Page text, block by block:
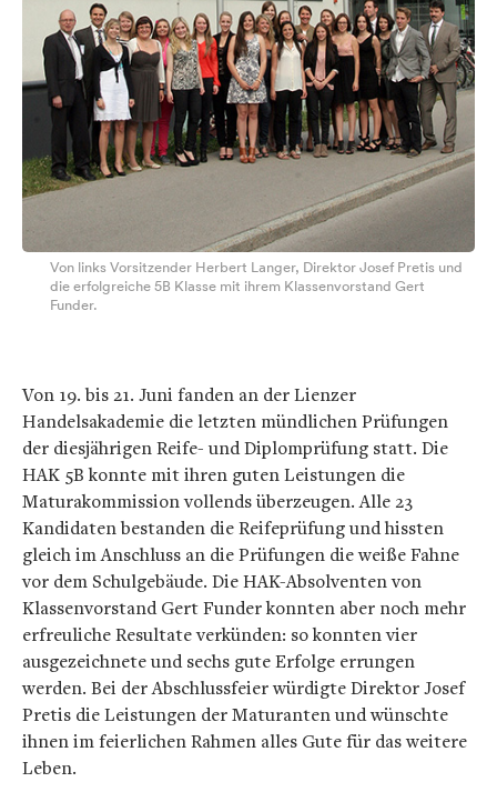
Von links Vorsitzender Herbert Langer, Direktor Josef Pretis und
die erfolgreiche 5B Klasse mit ihrem Klassenvorstand Gert
Funder.
Von 19. bis 21. Juni fanden an der Lienzer
Handelsakademie die letzten mündlichen Prüfungen
der diesjährigen Reife- und Diplomprüfung statt. Die
HAK 5B konnte mit ihren guten Leistungen die
Maturakommission vollends überzeugen. Alle 23
Kandidaten bestanden die Reifeprüfung und hissten
gleich im Anschluss an die Prüfungen die weiße Fahne
vor dem Schulgebäude. Die HAK-Absolventen von
Klassenvorstand Gert Funder konnten aber noch mehr
erfreuliche Resultate verkünden: so konnten vier
ausgezeichnete und sechs gute Erfolge errungen
werden. Bei der Abschlussfeier würdigte Direktor Josef
Pretis die Leistungen der Maturanten und wünschte
ihnen im feierlichen Rahmen alles Gute für das weitere
Leben.